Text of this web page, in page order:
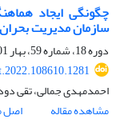
چگونگی ایجاد
سازمان مدیریت
دوره 18، شماره 59، بهار 1401، صفحه
احمدمهدی جمالی، تقی
مشاهده مقاله
اصل